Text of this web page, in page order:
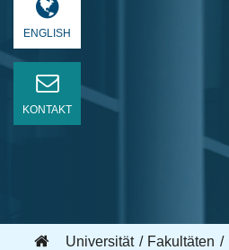
ENGLISH
KONTAKT
Universität Fakultäten